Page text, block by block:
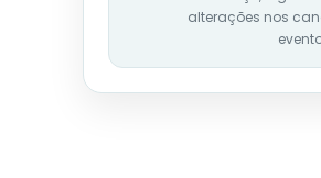
alterações nos